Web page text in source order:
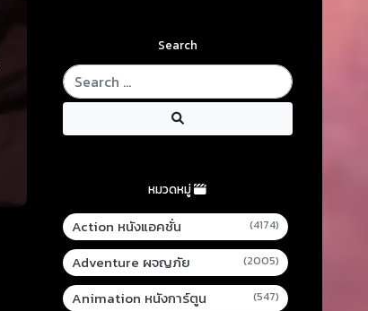
Search
หมวดหมู่
Action หนังแอคชั่น (4174)
Adventure ผจญภัย (2005)
Animation หนังการ์ตูน (547)